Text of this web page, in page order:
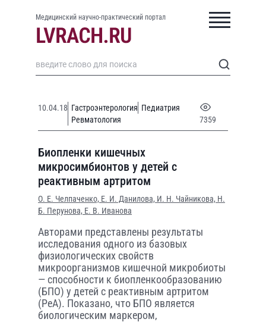
Медицинский научно-практический портал
10.04.18 Гастроэнтерология Педиатрия
Ревматология
7359
Биопленки кишечных
микросимбионтов у детей с
реактивным артритом
О. Е. Челпаченко, Е. И. Данилова, И. Н. Чайникова, Н.
Б. Перунова, Е. В. Иванова
Авторами представлены результаты
исследования одного из базовых
физиологических свойств
микроорганизмов кишечной микробиоты
— способности к биопленкообразованию
(БПО) у детей с реактивным артритом
(РеА). Показано, что БПО является
биологическим маркером,